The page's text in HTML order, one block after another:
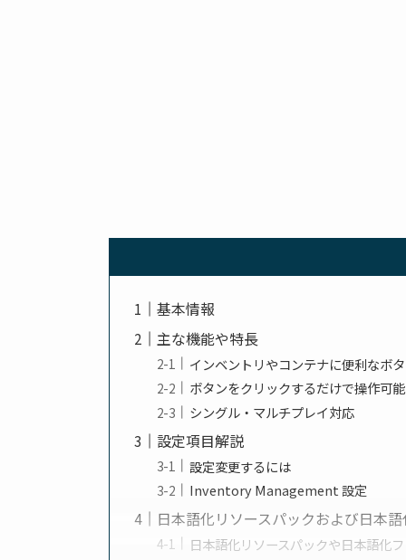
基本情報
主な機能や特長
インベントリやコンテナに便利なボ
ボタンをクリックするだけで操作可能
シングル・マルチプレイ対応
設定項目解説
設定変更するには
Inventory Management 設定
日本語化リソースパックおよび日本
日本語化リソースパックや日本語化